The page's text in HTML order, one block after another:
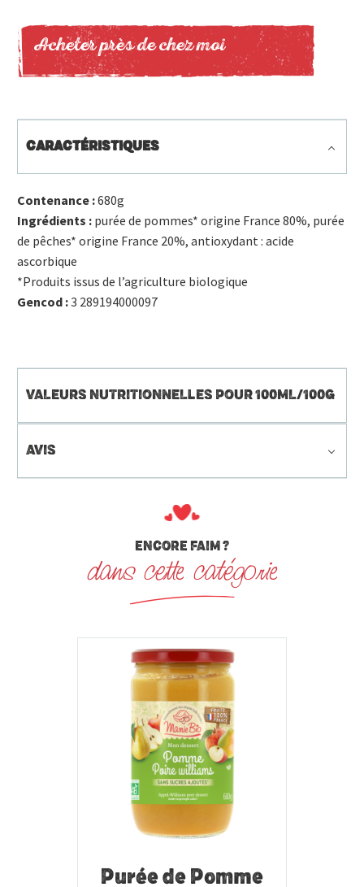
Acheter près de chez moi
ENCORE FAIM ?
dans cette catégorie
Purée de Pomme
CARACTÉRISTIQUES
Contenance :680g
Ingrédients : purée de pommes* origine France 80%, purée
de pêches* origine France 20%, antioxydant : acide
ascorbique
*Produits issus de l’agriculture biologique
Gencod :3 289194000097
VALEURS NUTRITIONNELLES POUR 100ML/100G
AVIS